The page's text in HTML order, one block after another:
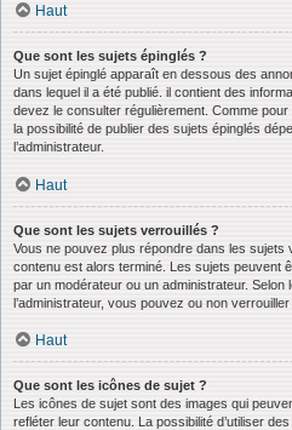
Haut
Que sont les sujets épinglés ?
Un sujet épinglé apparaît en dessous des
dans lequel il a été publié. il contient des
devez le consulter régulièrement. Comme
la possibilité de publier des sujets épinglés
l’administrateur.
Haut
Que sont les sujets verrouillés ?
Vous ne pouvez plus répondre dans les sujets
contenu est alors terminé. Les sujets peuvent
par un modérateur ou un administrateur.
l’administrateur, vous pouvez ou non
Haut
Que sont les icônes de sujet ?
Les icônes de sujet sont des images qui
refléter leur contenu. La possibilité d’utiliser